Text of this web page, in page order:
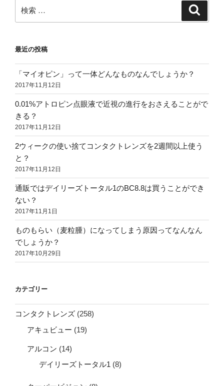
検
索:
最近の投稿
「マイオピン」って一体どんなものなんでしょうか？
2017年11月12日
0.01%アトロピン点眼液で近視の進行をおさえることがで
きる？
2017年11月12日
2ウィークの使い捨てコンタクトレンズを2週間以上使う
と？
2017年11月12日
通販ではデイリーズトータル1のBC8.8は買うことができ
ない？
2017年11月1日
ものもらい（麦粒腫）になってしまう原因ってなんなん
でしょうか？
2017年10月29日
カテゴリー
コンタクトレンズ (258)
アキュビュー (19)
アルコン (14)
デイリーズトータル1 (8)